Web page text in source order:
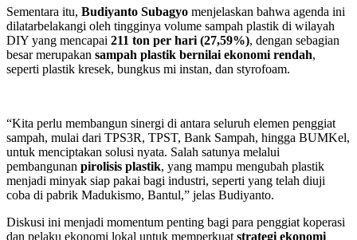
Sementara itu, Budiyanto Subagyo menjelaskan bahwa agenda ini
dilatarbelakangi oleh tingginya volume sampah plastik di wilayah
DIY yang mencapai 211 ton per hari (27,59%), dengan sebagian
besar merupakan sampah plastik bernilai ekonomi rendah,
seperti plastik kresek, bungkus mi instan, dan styrofoam.
“Kita perlu membangun sinergi di antara seluruh elemen penggiat
sampah, mulai dari TPS3R, TPST, Bank Sampah, hingga BUMKel,
untuk menciptakan solusi nyata. Salah satunya melalui
pembangunan pirolisis plastik, yang mampu mengubah plastik
menjadi minyak siap pakai bagi industri, seperti yang telah diuji
coba di pabrik Madukismo, Bantul,” jelas Budiyanto.
Diskusi ini menjadi momentum penting bagi para penggiat koperasi
dan pelaku ekonomi lokal untuk memperkuat strategi ekonomi